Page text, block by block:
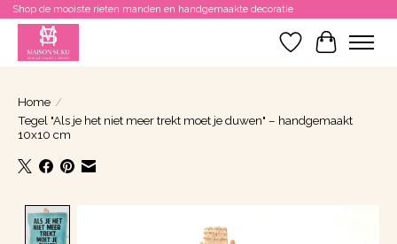
Shop de mooiste rieten manden en handgemaakte decoratie
Verlanglijst
Home /
Tegel "Als je het niet meer trekt moet je duwen" – handgemaakt
10x10 cm